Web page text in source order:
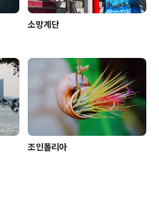
소망계단
조인폴리아